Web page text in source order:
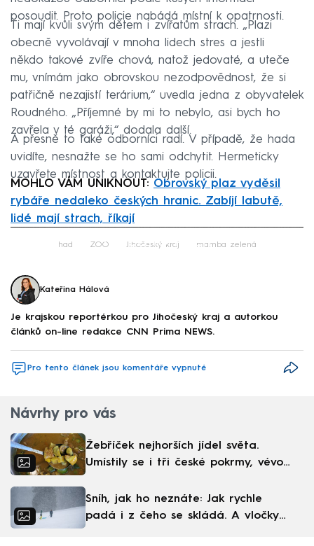
posoudit. Proto policie nabádá místní k opatrnosti.
Ti mají kvůli svým dětem i zvířatům strach. „Plazi
obecně vyvolávají v mnoha lidech stres a jestli
někdo takové zvíře chová, natož jedovaté, a uteče
mu, vnímám jako obrovskou nezodpovědnost, že si
patřičně nezajistí terárium,“ uvedla jedna z obyvatelek
Roudného. „Příjemné by mi to nebylo, asi bych ho
zavřela v té garáži,“ dodala další.
A přesně to také odborníci radí. V případě, že hada
uvidíte, nesnažte se ho sami odchytit. Hermeticky
uzavřete místnost a kontaktujte policii.
MOHLO VÁM UNIKNOUT: Obrovský plaz vyděsil
rybáře nedaleko českých hranic. Zabíjí labutě,
lidé mají strach, říkají
Failed to fetch
had ZOO Jihočeský kraj mamba zelená
Kateřina Hálová
Je krajskou reportérkou pro Jihočeský kraj a autorkou
článků on-line redakce CNN Prima NEWS.
Pro tento článek jsou komentáře vypnuté
Návrhy pro vás
Žebříček nejhorších jídel světa.
Umístily se i tři české pokrmy, vévodí
Sníh, jak ho neznáte: Jak rychle
padá i z čeho se skládá. A vločky